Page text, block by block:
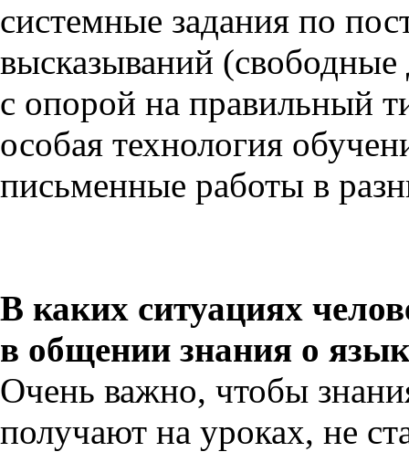
системные задания по
высказываний
с опорой на правильный
особая технология
письменные работы в
В каких ситуациях
в общении знания о
Очень важно, чтобы
получают на уроках, не